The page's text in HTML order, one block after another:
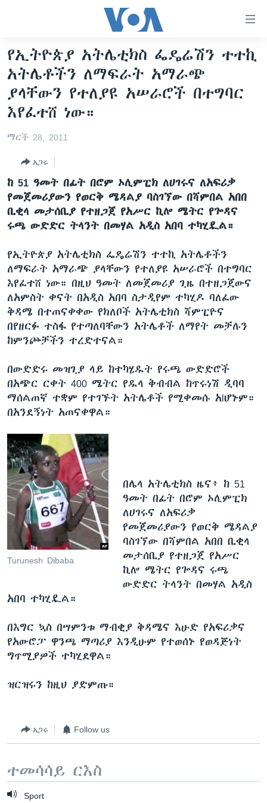
ማገናኛዎች
ወደ
ዋናው
ይዘት
እለፍ
ወደ
ዋናው
ወደ
ዋናው
ይዘት
እለፍ
ዜና
ኢትዮጵያ
አፍሪካ
ኑሮ በጤንነት
ጋቢና ቪኦኤ
የፎቶ መድብሎች
ክምችት
Learning English
ይከተሉን
ቋንቋዎች
የኢትዮጵያ አትሌቲክስ ፌዴሬሽን ተተኪ
አትሌቶችን ለማፍራት አማራጭ
ያላቸውን የተለያዩ አሠራሮች በተግባር
እየፈተሸ ነው።
ማርች 28, 2011
አጋሩ
ከ 51 ዓመት በፊት በሮም ኦሊምፒክ ለሀገሩና ለአፍሪቃ
የመጀመሪያውን የወርቅ ሜዳልያ ባስገኘው በሻምበል አበበ
ቢቂላ መታሰቢያ የተዘጋጀ የአሥር ኪሎ ሜትር የጐዳና
ሩጫ ውድድር ትላንት በመሃል አዲስ አበባ ተካሂዷል።
የኢትዮጵያ አትሌቲክስ ፌዴሬሽን ተተኪ አትሌቶችን
ለማፍራት አማራጭ ያላቸውን የተለያዩ አሠራሮች በተግባር
እየፈተሸ ነው። በዚህ ዓመት ለመጀመሪያ ጊዜ በተዘጋጀውና
ለአምስት ቀናት በአዲስ አበባ ስታዲየም ተካሂዶ ባለፈው
ቅዳሜ በተጠናቀቀው የክለቦች አትሌቲክስ ሻምፒዮና
በየዘርፉ ተስፋ የተጣለባቸውን አትሌቶች ለማየት መቻሉን
ከምንጮቻችን ተረድተናል።
በውድድሩ መዝጊያ ላይ ከተካሄዱት የሩጫ ውድድሮች
በአጭር ርቀት 400 ሜትር የዱላ ቅብብል ከጥሩነሽ ዲባባ
ማሰልጠኛ ተቋም የተገኙት አትሌቶች የሚቀመሱ አlሆኑም።
በአንደኝነት አጠናቀዋል።
Turunesh Dibaba
በሌላ አትሌቲክስ ዜና፥ ከ 51
ዓመት በፊት በሮም ኦሊምፒክ
ለሀገሩና ለአፍሪቃ
የመጀመሪያውን የወርቅ ሜዳልያ
ባስገኘው በሻምበል አበበ ቢቂላ
መታሰቢያ የተዘጋጀ የአሥር
ኪሎ ሜትር የጐዳና ሩጫ
ውድድር ትላንት በመሃል አዲስ
አበባ ተካሂዷል።
በእግር ኳስ በሣምንቱ ማብቂያ ቅዳሜና እሁድ የአፍሪቃና
የአውሮፓ ዋንጫ ማጣሪያ እንዲሁም የተወሰኑ የወዳጅነት
ግጥሚያዎች ተካሂደዋል።
ዝርዝሩን ከዚህ ያድምጡ።
አጋሩ Follow us
ተመሳሳይ ርእስ
Sport